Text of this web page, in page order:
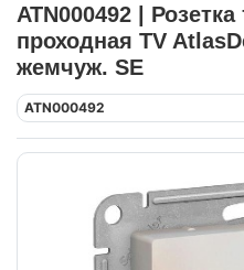
ATN000492 |
проходная TV
жемчуж. SE
ATN000492